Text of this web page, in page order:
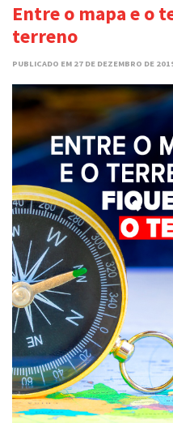
Entre o mapa e o
terreno
PUBLICADO EM 27 DE DEZEMBRO DE